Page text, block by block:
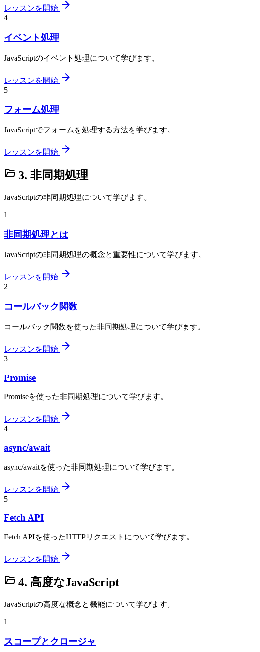
レッスンを開始 arrow_forward
4
イベント処理
JavaScriptのイベント処理について学びます。
レッスンを開始 arrow_forward
5
フォーム処理
JavaScriptでフォームを処理する方法を学びます。
レッスンを開始 arrow_forward
folder_open 3. 非同期処理
JavaScriptの非同期処理について学びます。
1
非同期処理とは
JavaScriptの非同期処理の概念と重要性について学びます。
レッスンを開始 arrow_forward
2
コールバック関数
コールバック関数を使った非同期処理について学びます。
レッスンを開始 arrow_forward
3
Promise
Promiseを使った非同期処理について学びます。
レッスンを開始 arrow_forward
4
async/await
async/awaitを使った非同期処理について学びます。
レッスンを開始 arrow_forward
5
Fetch API
Fetch APIを使ったHTTPリクエストについて学びます。
レッスンを開始 arrow_forward
folder_open 4. 高度なJavaScript
JavaScriptの高度な概念と機能について学びます。
1
スコープとクロージャ